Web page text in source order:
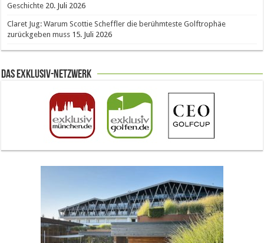
Geschichte 20. Juli 2026
Claret Jug: Warum Scottie Scheffler die berühmteste Golftrophäe
zurückgeben muss 15. Juli 2026
Das Exklusiv-Netzwerk